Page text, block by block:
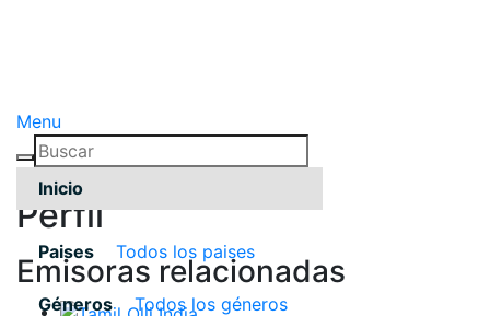
Menu
Inicio
Paises Todos los paises
Géneros Todos los géneros
Pérfil
Emisoras relacionadas